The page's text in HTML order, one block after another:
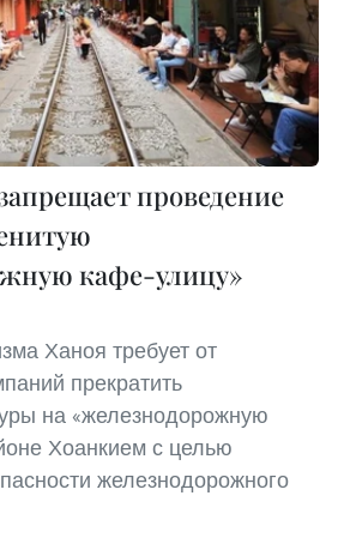
проведение
кафе-улицу»
Ханоя требует от
прекратить
на «железнодорожную
Хоанкием с целью
железнодорожного